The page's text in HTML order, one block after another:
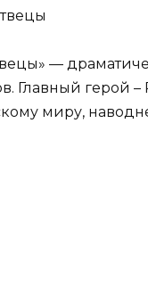
—
Главный герой –
миру,